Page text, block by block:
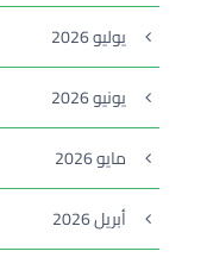
يوليو 2026
يونيو 2026
مايو 2026
أبريل 2026